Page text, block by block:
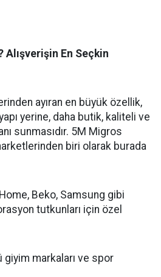
Alışverişin En Seçkin
ayıran en büyük özellik,
yerine, daha butik, kaliteli ve
sunmasıdır. 5M Migros
biri olarak burada
Beko, Samsung gibi
tutkunları için özel
markaları ve spor